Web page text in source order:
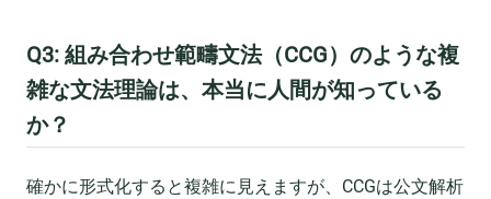
Q3: 組み合わせ範疇文法（CCG）のような複
雑な文法理論は、本当に人間が知っている
か？
確かに形式化すると複雑に見えますが、CCGは公文解析